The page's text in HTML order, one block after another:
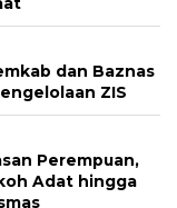
dan Baznas
ZIS
Perempuan,
Adat hingga